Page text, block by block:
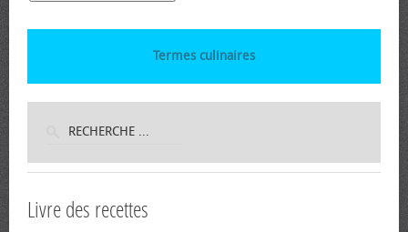
Termes culinaires
Livre des recettes